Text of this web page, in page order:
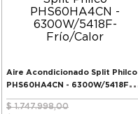
Aire Acondicionado Split Philco
PHS60HA4CN - 6300W/5418F-
Frío/Calor
$ 1.747.998,00